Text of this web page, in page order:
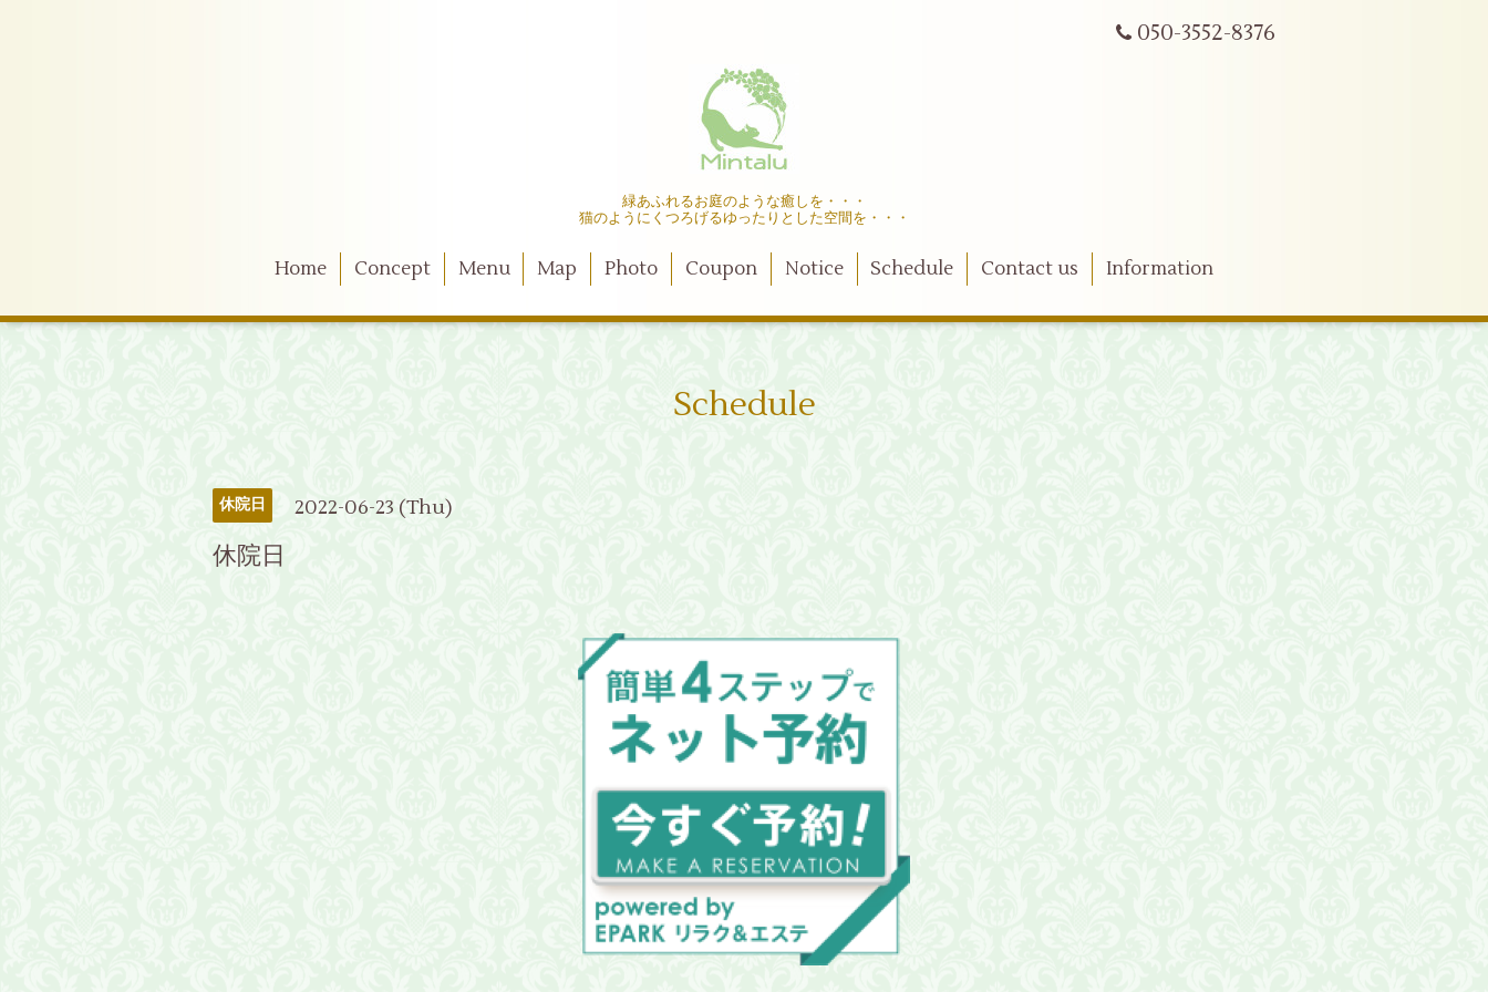
050-3552-8376
緑あふれるお庭のような癒しを・・・
猫のようにくつろげるゆったりとした空間を・・・
Home Concept Menu Map Photo Coupon Notice Schedule Contact us Information
Schedule
休院日 2022-06-23 (Thu)
休院日